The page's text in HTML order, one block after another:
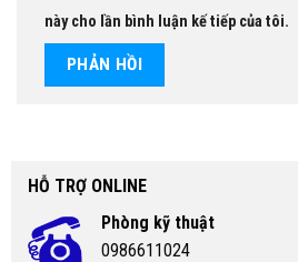
này cho lần bình luận kế tiếp của tôi.
HỖ TRỢ ONLINE
Phòng kỹ thuật
0986611024